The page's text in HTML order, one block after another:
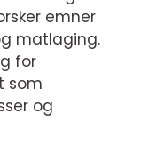
emner
matlaging.
for
som
og